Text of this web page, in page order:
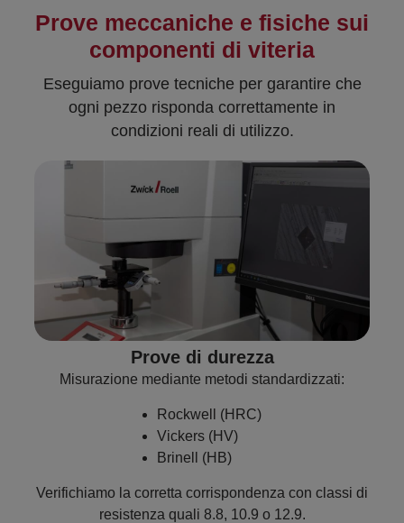
Prove meccaniche e fisiche sui
componenti di viteria
Eseguiamo prove tecniche per garantire che
ogni pezzo risponda correttamente in
condizioni reali di utilizzo.
Prove di durezza
Misurazione mediante metodi standardizzati:
Rockwell (HRC)
Vickers (HV)
Brinell (HB)
Verifichiamo la corretta corrispondenza con classi di
resistenza quali 8.8, 10.9 o 12.9.